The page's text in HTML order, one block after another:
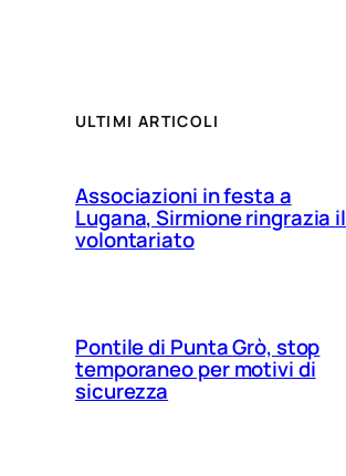
ULTIMI ARTICOLI
Associazioni in festa a
Lugana, Sirmione ringrazia il
volontariato
Pontile di Punta Grò, stop
temporaneo per motivi di
sicurezza